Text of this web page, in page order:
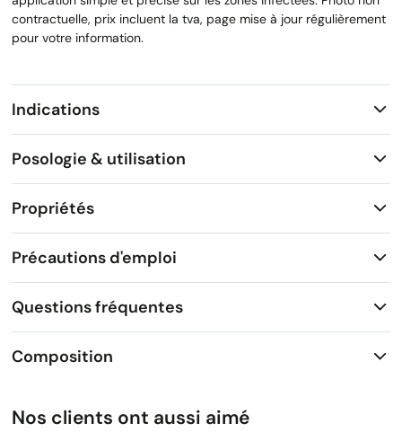
contractuelle, prix incluent la tva, page mise à jour régulièrement
pour votre information.
Indications
Posologie & utilisation
Propriétés
Précautions d'emploi
Questions fréquentes
Composition
Nos clients ont aussi aimé